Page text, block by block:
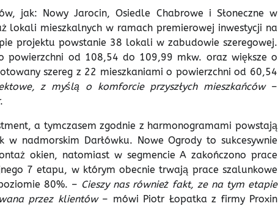
jak: Nowy Jarocin, Osiedle Chabrowe i Słoneczne w
lokali mieszkalnych w ramach premierowej inwestycji na
projektu powstanie 38 lokali w zabudowie szeregowej.
powierzchni od 108,54 do 109,99 mkw. oraz większe o
szereg z 22 mieszkaniami o powierzchni od 60,54
z myślą o komforcie przyszłych mieszkańców –
a tymczasem zgodnie z harmonogramami powstają
nadmorskim Darłówku. Nowe Ogrody to sukcesywnie
okien, natomiast w segmencie A zakończono prace
7 etapu, w którym obecnie trwają prace szalunkowe
80%. – Cieszy nas również fakt, ze na tym etapie
przez klientów– mówi Piotr Łopatka z firmy Proxin